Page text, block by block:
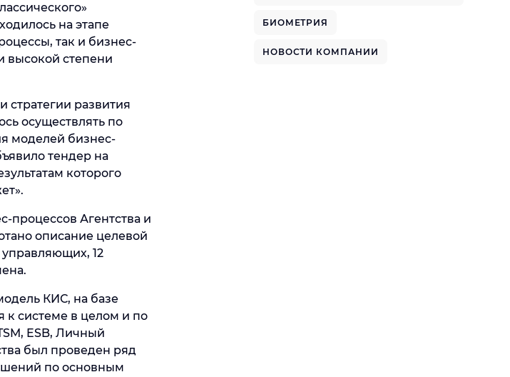
на этапе
так и бизнес-
высокой степени
стратегии развития
осуществлять по
моделей бизнес-
тендер на
которого
процессов Агентства и
описание целевой
12
КИС, на базе
к системе в целом и по
ESB, Личный
был проведен ряд
по основным
БИОМЕТРИЯ
НОВОСТИ КОМПАНИИ